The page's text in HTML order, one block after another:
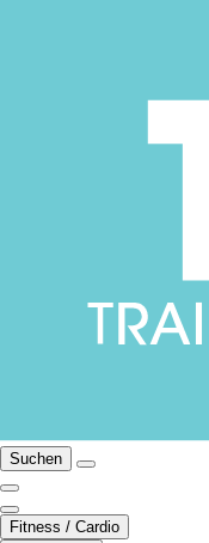
Suchen
Fitness / Cardio